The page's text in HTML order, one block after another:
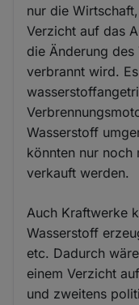
nur die
Verzicht auf das
die Änderung
verbrannt wird.
Wasserstoff
könnten nur noch
verkauft werden.
Auch Kraftwerke
Wasserstoff
etc. Dadurch
einem Verzicht
und zweitens